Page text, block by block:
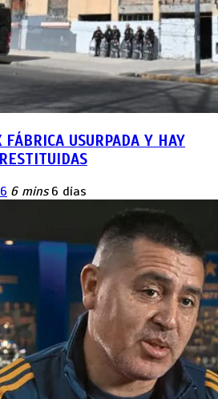
FÁBRICA USURPADA Y HAY
6 mins 6 días